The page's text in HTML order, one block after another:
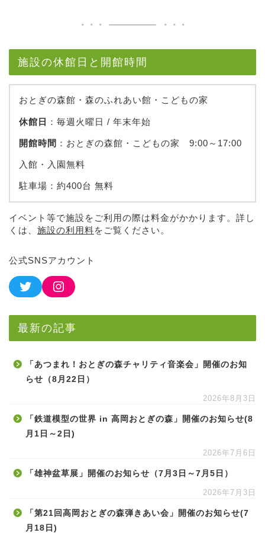
施設の休館日と開館時間
おとぎの森館・森のふれあい館・こどもの家
休館日 ：毎週火曜日 / 年末年始
開館時間 ：おとぎの森館・こどもの家 9:00～17:00
入館・入園無料
駐車場：約400台 無料
イベント等で施設をご利用の際は料金がかかります。詳し
くは、 施設の利用料をご覧ください。
公式SNSアカウント
最新の記事
「あつまれ！おとぎの森チャリティ音楽会」開催のお知
らせ（8月22日）
2026年8月3日
「鉄道模型の世界 in 高岡おとぎの森」開催のお知らせ(8
月1日～2日)
2026年7月6日
「雄神盆草展」開催のお知らせ（7月3日～7月5日）
2026年7月3日
「第21回高岡おとぎの森弾きあい会」開催のお知らせ(7
月18日)